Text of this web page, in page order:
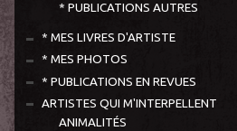
* PUBLICATIONS AUTRES
* MES LIVRES D'ARTISTE
* MES PHOTOS
* PUBLICATIONS EN REVUES
ARTISTES QUI M'INTERPELLENT
ANIMALITÉS